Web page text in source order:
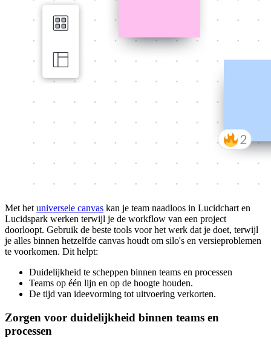
Met het universele canvas kan je team naadloos in Lucidchart en
Lucidspark werken terwijl je de workflow van een project
doorloopt. Gebruik de beste tools voor het werk dat je doet, terwijl
je alles binnen hetzelfde canvas houdt om silo's en versieproblemen
te voorkomen. Dit helpt:
Duidelijkheid te scheppen binnen teams en processen
Teams op één lijn en op de hoogte houden.
De tijd van ideevorming tot uitvoering verkorten.
Zorgen voor duidelijkheid binnen teams en
processen